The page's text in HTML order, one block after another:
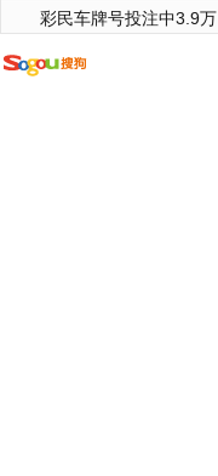
彩民车牌号投注中3.9万